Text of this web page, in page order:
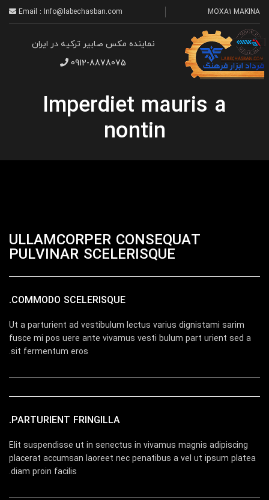
MOXA1 MAKINA
Email : Info@labechasban.com
نماینده مکس صابیر ترکیه در ایران
0912-8878075
Imperdiet mauris a
nontin
ULLAMCORPER CONSEQUAT
PULVINAR SCELERISQUE
COMMODO SCELERISQUE.
Ut a parturient ad vestibulum lectus varius dignistami sarim
fusce mi pos uere ante vivamus vesti bulum part urient sed a
sit fermentum eros.
PARTURIENT FRINGILLA.
Elit suspendisse ut in senectus in vivamus magnis adipiscing
placerat accumsan laoreet nec penatibus a vel ut ipsum platea
diam proin facilis.